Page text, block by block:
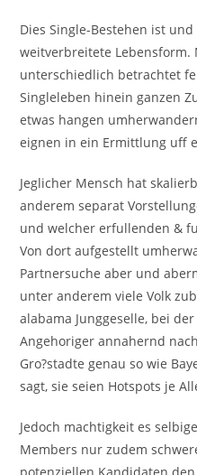
Dies Single-Bestehen ist
weitverbreitete Lebensform.
unterschiedlich betrachtet
Singleleben hinein ganzen
etwas hangen
eignen in ein Ermittlung uff
Jeglicher Mensch hat
anderem separat
und welcher erfullenden &
Von dort aufgestellt
Partnersuche aber und
unter anderem viele Volk
alabama Junggeselle, bei
Angehoriger annahernd
Gro?stadte genau so wie
sagt, sie seien Hotspots je
Jedoch machtigkeit es
Members nur zudem